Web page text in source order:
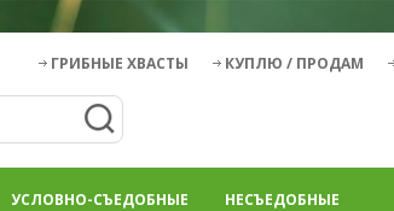
ГРИБНЫЕ ХВАСТЫ КУПЛЮ / ПРОДАМ
УСЛОВНО-СЪЕДОБНЫЕ НЕСЪЕДОБНЫЕ